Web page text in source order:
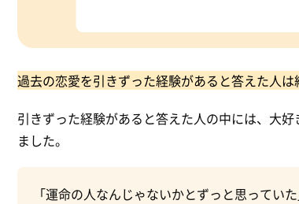
過去の恋愛を引きずった経験があると答えた人
引きずった経験があると答えた人の中には、大
ました。
「運命の人なんじゃないかとずっと思っていた